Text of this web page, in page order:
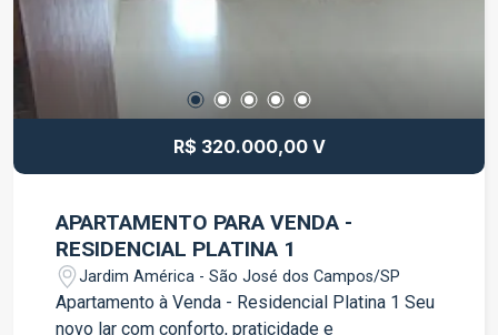
excelente apartamento!
R$ 320.000,00 V
APARTAMENTO PARA VENDA -
RESIDENCIAL PLATINA 1
Jardim América - São José dos Campos/SP
Apartamento à Venda - Residencial Platina 1 Seu
novo lar com conforto, praticidade e